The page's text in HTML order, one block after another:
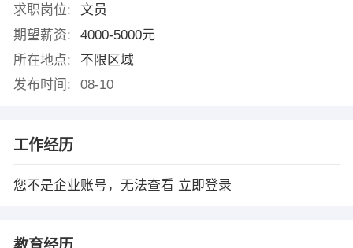
求职岗位:
文员
期望薪资:
4000-5000元
所在地点:
不限区域
发布时间:
08-10
工作经历
您不是企业账号，无法查看 立即登录